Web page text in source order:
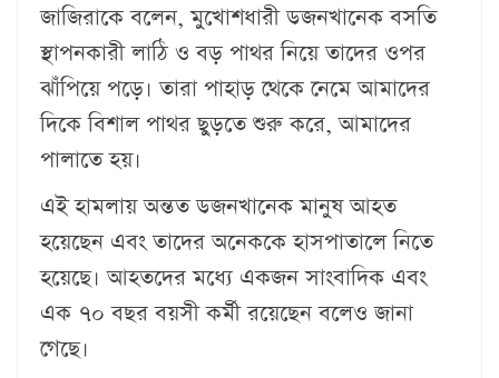
জাজিরাকে বলেন, মুখোশধারী ডজনখানেক বসতি
স্থাপনকারী লাঠি ও বড় পাথর নিয়ে তাদের ওপর
ঝাঁপিয়ে পড়ে। তারা পাহাড় থেকে নেমে আমাদের
দিকে বিশাল পাথর ছুড়তে শুরু করে, আমাদের
পালাতে হয়।
এই হামলায় অন্তত ডজনখানেক মানুষ আহত
হয়েছেন এবং তাদের অনেককে হাসপাতালে নিতে
হয়েছে। আহতদের মধ্যে একজন সাংবাদিক এবং
এক ৭০ বছর বয়সী কর্মী রয়েছেন বলেও জানা
গেছে।